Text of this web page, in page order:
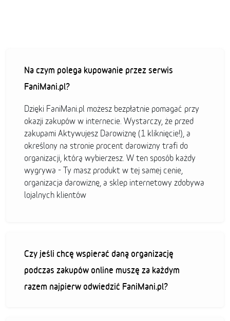
Na czym polega kupowanie przez serwis
FaniMani.pl?
Dzięki FaniMani.pl możesz bezpłatnie pomagać przy
okazji zakupów w internecie. Wystarczy, że przed
zakupami Aktywujesz Darowiznę (1 kliknięcie!), a
określony na stronie procent darowizny trafi do
organizacji, którą wybierzesz. W ten sposób każdy
wygrywa - Ty masz produkt w tej samej cenie,
organizacja darowiznę, a sklep internetowy zdobywa
lojalnych klientów
Czy jeśli chcę wspierać daną organizację
podczas zakupów online muszę za każdym
razem najpierw odwiedzić FaniMani.pl?